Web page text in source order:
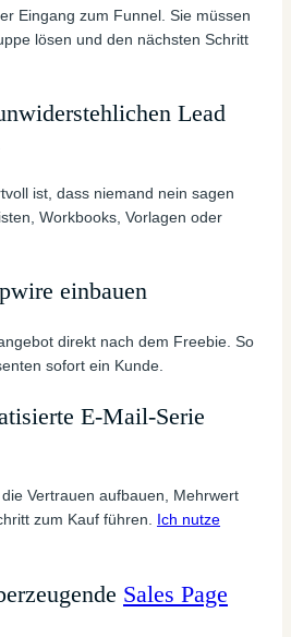
Eingang zum Funnel. Sie müssen
lösen und den nächsten Schritt
Lead
ist, dass niemand nein sagen
Workbooks, Vorlagen oder
einbauen
direkt nach dem Freebie. So
sofort ein Kunde.
E-Mail-Serie
Vertrauen aufbauen, Mehrwert
zum Kauf führen. Ich nutze
Sales Page